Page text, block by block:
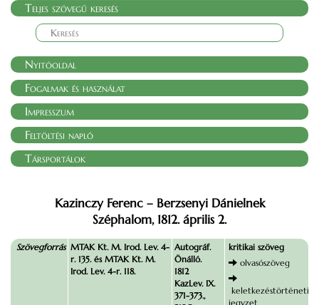
Teljes szövegű keresés
Nyitóoldal
Fogalmak és használat
Impresszum
Feltöltési napló
Társportálok
Kazinczy Ferenc – Berzsenyi Dánielnek
Széphalom, 1812. április 2.
Szövegforrás MTAK Kt. M. Irod. Lev. 4-
r. 135. és MTAK Kt. M.
Irod. Lev. 4-r. 118.
Autográf.
Önálló.
1812
KazLev. IX.
371-373.,
kritikai szöveg
olvasószöveg
keletkezéstörténeti
jegyzet